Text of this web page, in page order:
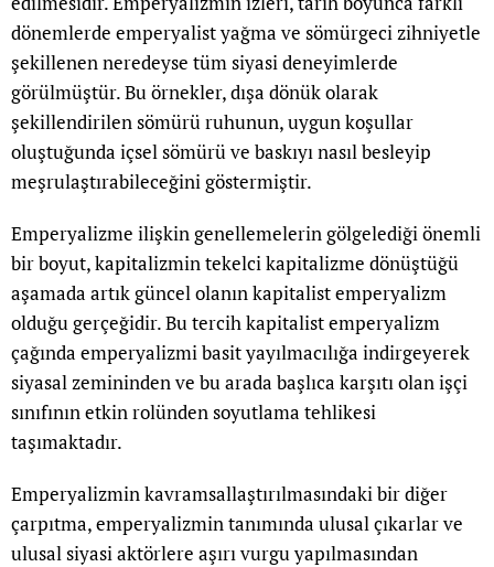
dönemlerde emperyalist yağma ve sömürgeci zihniyetle
şekillenen neredeyse tüm siyasi deneyimlerde
görülmüştür. Bu örnekler, dışa dönük olarak
şekillendirilen sömürü ruhunun, uygun koşullar
oluştuğunda içsel sömürü ve baskıyı nasıl besleyip
meşrulaştırabileceğini göstermiştir.
Emperyalizme ilişkin genellemelerin gölgelediği önemli
bir boyut, kapitalizmin tekelci kapitalizme dönüştüğü
aşamada artık güncel olanın kapitalist emperyalizm
olduğu gerçeğidir. Bu tercih kapitalist emperyalizm
çağında emperyalizmi basit yayılmacılığa indirgeyerek
siyasal zemininden ve bu arada başlıca karşıtı olan işçi
sınıfının etkin rolünden soyutlama tehlikesi
taşımaktadır.
Emperyalizmin kavramsallaştırılmasındaki bir diğer
çarpıtma, emperyalizmin tanımında ulusal çıkarlar ve
ulusal siyasi aktörlere aşırı vurgu yapılmasından